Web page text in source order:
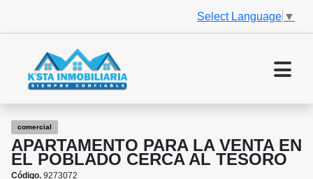
Select Language ▼
comercial
APARTAMENTO PARA LA VENTA EN
EL POBLADO CERCA AL TESORO
Código. 9273072